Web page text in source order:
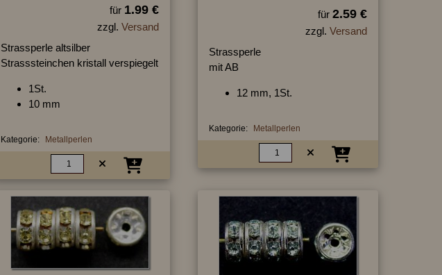
für 1.99 €
zzgl. Versand
Strassperle altsilber
Strasssteinchen kristall verspiegelt
1St.
10 mm
Kategorie: Metallperlen
für 2.59 €
zzgl. Versand
Strassperle
mit AB
12 mm, 1St.
Kategorie: Metallperlen